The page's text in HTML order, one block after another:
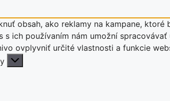
obsah, ako reklamy na kampane,
s ich používaním nám umožní
ovplyvniť určité vlastnosti a funkcie